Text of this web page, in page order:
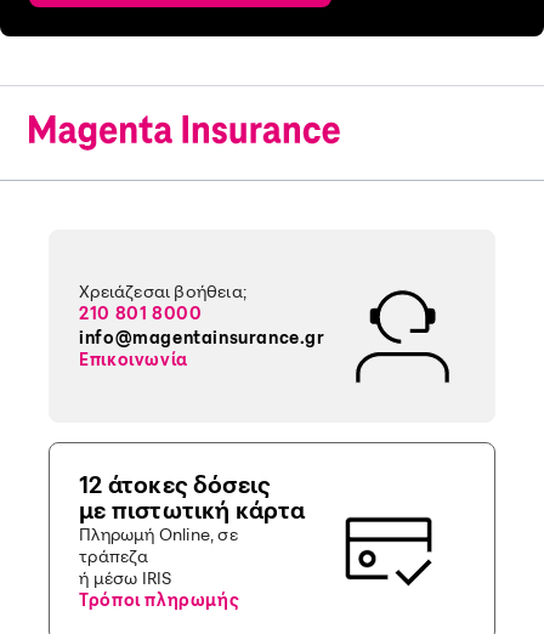
Χρειάζεσαι βοήθεια;
210 801 8000
info@magentainsurance.gr
Επικοινωνία
12 άτοκες δόσεις
με πιστωτική κάρτα
Πληρωμή Online, σε
τράπεζα
ή μέσω IRIS
Τρόποι πληρωμής